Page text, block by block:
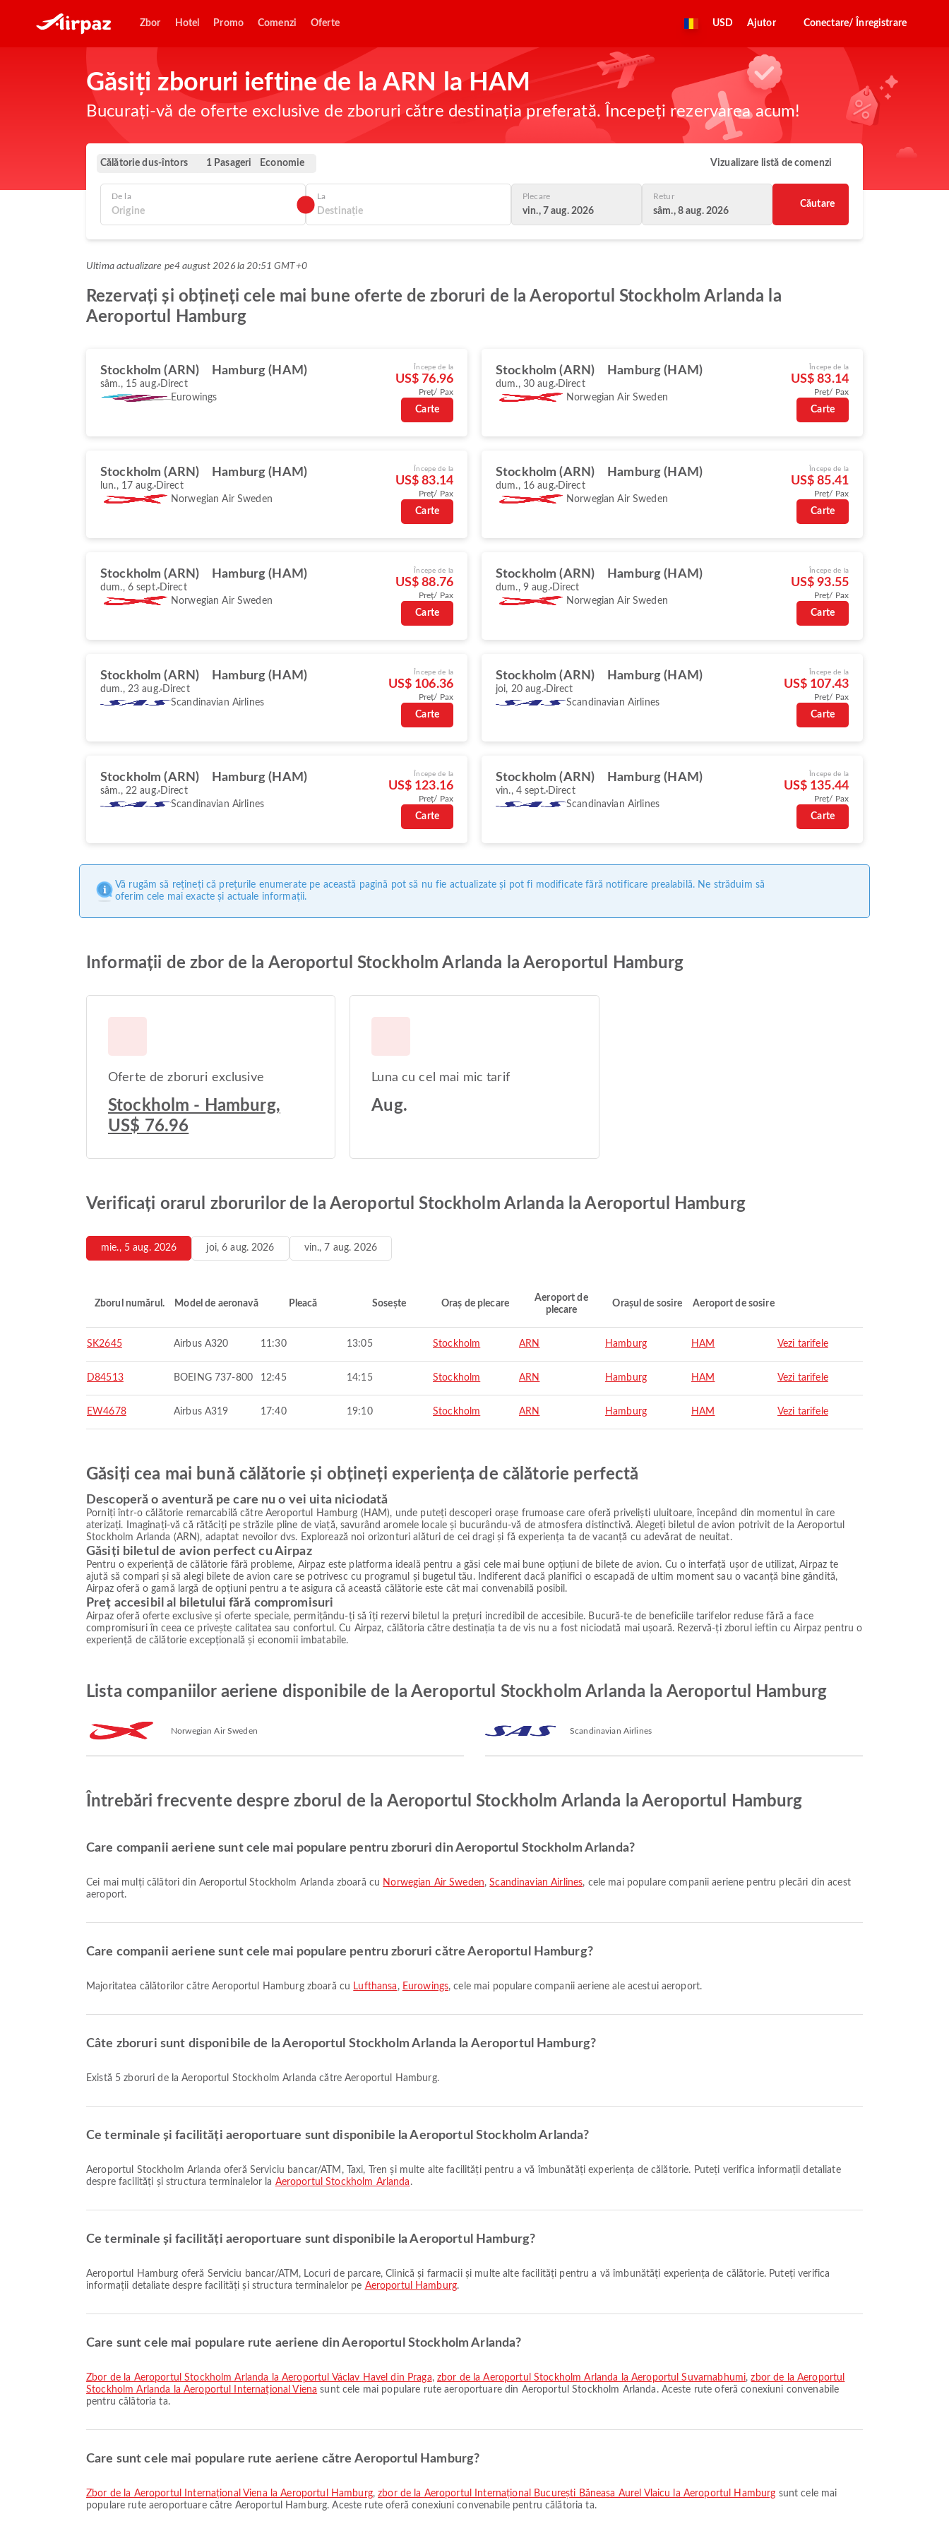
Zbor Hotel Promo Comenzi Oferte USD Ajutor Conectare/ Înregistrare
Găsiți zboruri ieftine de la ARN la HAM
Bucurați-vă de oferte exclusive de zboruri către destinația preferată. Începeți rezervarea acum!
Călătorie dus-întors 1 Pasageri Economie Vizualizare listă de comenzi
De la La Plecare
vin., 7 aug. 2026
Retur
sâm., 8 aug. 2026
Căutare
Ultima actualizare pe4 august 2026 la 20:51 GMT+0
Rezervați și obțineți cele mai bune oferte de zboruri de la Aeroportul Stockholm Arlanda la
Aeroportul Hamburg
Stockholm (ARN) Hamburg (HAM)
sâm., 15 aug. Direct
Eurowings
Începe de la
US$ 76.96
Preț/ Pax
Carte
Stockholm (ARN) Hamburg (HAM)
dum., 30 aug. Direct
Norwegian Air Sweden
Începe de la
US$ 83.14
Preț/ Pax
Carte
Stockholm (ARN) Hamburg (HAM)
lun., 17 aug. Direct
Norwegian Air Sweden
Începe de la
US$ 83.14
Preț/ Pax
Carte
Stockholm (ARN) Hamburg (HAM)
dum., 16 aug. Direct
Norwegian Air Sweden
Începe de la
US$ 85.41
Preț/ Pax
Carte
Stockholm (ARN) Hamburg (HAM)
dum., 6 sept. Direct
Norwegian Air Sweden
Începe de la
US$ 88.76
Preț/ Pax
Carte
Stockholm (ARN) Hamburg (HAM)
dum., 9 aug. Direct
Norwegian Air Sweden
Începe de la
US$ 93.55
Preț/ Pax
Carte
Stockholm (ARN) Hamburg (HAM)
dum., 23 aug. Direct
Scandinavian Airlines
Începe de la
US$ 106.36
Preț/ Pax
Carte
Stockholm (ARN) Hamburg (HAM)
joi, 20 aug. Direct
Scandinavian Airlines
Începe de la
US$ 107.43
Preț/ Pax
Carte
Stockholm (ARN) Hamburg (HAM)
sâm., 22 aug. Direct
Scandinavian Airlines
Începe de la
US$ 123.16
Preț/ Pax
Carte
Stockholm (ARN) Hamburg (HAM)
vin., 4 sept. Direct
Scandinavian Airlines
Începe de la
US$ 135.44
Preț/ Pax
Carte
Vă rugăm să rețineți că prețurile enumerate pe această pagină pot să nu fie actualizate și pot fi modificate fără notificare prealabilă. Ne străduim să
oferim cele mai exacte și actuale informații.
Informații de zbor de la Aeroportul Stockholm Arlanda la Aeroportul Hamburg
Oferte de zboruri exclusive
Stockholm - Hamburg,
US$ 76.96
Luna cu cel mai mic tarif
Aug.
Verificați orarul zborurilor de la Aeroportul Stockholm Arlanda la Aeroportul Hamburg
mie., 5 aug. 2026 joi, 6 aug. 2026 vin., 7 aug. 2026
Zborul numărul. Model de aeronavă Pleacă Sosește Oraș de plecare
Aeroport de
plecare
Orașul de sosire Aeroport de sosire
SK2645 Airbus A320 11:30 13:05 Stockholm ARN Hamburg HAM Vezi tarifele
D84513 BOEING 737-800 12:45 14:15 Stockholm ARN Hamburg HAM Vezi tarifele
EW4678 Airbus A319 17:40 19:10 Stockholm ARN Hamburg HAM Vezi tarifele
Găsiți cea mai bună călătorie și obțineți experiența de călătorie perfectă
Descoperă o aventură pe care nu o vei uita niciodată
Porniți într-o călătorie remarcabilă către Aeroportul Hamburg (HAM), unde puteți descoperi orașe frumoase care oferă priveliști uluitoare, începând din momentul în care
aterizați. Imaginați-vă că rătăciți pe străzile pline de viață, savurând aromele locale și bucurându-vă de atmosfera distinctivă. Alegeți biletul de avion potrivit de la Aeroportul
Stockholm Arlanda (ARN), adaptat nevoilor dvs. Explorează noi orizonturi alături de cei dragi și fă experiența ta de vacanță cu adevărat de neuitat.
Găsiți biletul de avion perfect cu Airpaz
Pentru o experiență de călătorie fără probleme, Airpaz este platforma ideală pentru a găsi cele mai bune opțiuni de bilete de avion. Cu o interfață ușor de utilizat, Airpaz te
ajută să compari și să alegi bilete de avion care se potrivesc cu programul și bugetul tău. Indiferent dacă planifici o escapadă de ultim moment sau o vacanță bine gândită,
Airpaz oferă o gamă largă de opțiuni pentru a te asigura că această călătorie este cât mai convenabilă posibil.
Preț accesibil al biletului fără compromisuri
Airpaz oferă oferte exclusive și oferte speciale, permițându-ți să îți rezervi biletul la prețuri incredibil de accesibile. Bucură-te de beneficiile tarifelor reduse fără a face
compromisuri în ceea ce privește calitatea sau confortul. Cu Airpaz, călătoria către destinația ta de vis nu a fost niciodată mai ușoară. Rezervă-ți zborul ieftin cu Airpaz pentru o
experiență de călătorie excepțională și economii imbatabile.
Lista companiilor aeriene disponibile de la Aeroportul Stockholm Arlanda la Aeroportul Hamburg
Norwegian Air Sweden Scandinavian Airlines
Întrebări frecvente despre zborul de la Aeroportul Stockholm Arlanda la Aeroportul Hamburg
Care companii aeriene sunt cele mai populare pentru zboruri din Aeroportul Stockholm Arlanda?
Cei mai mulți călători din Aeroportul Stockholm Arlanda zboară cu Norwegian Air Sweden,Scandinavian Airlines, cele mai populare companii aeriene pentru plecări din acest
aeroport.
Care companii aeriene sunt cele mai populare pentru zboruri către Aeroportul Hamburg?
Majoritatea călătorilor către Aeroportul Hamburg zboară cu Lufthansa , Eurowings, cele mai populare companii aeriene ale acestui aeroport.
Câte zboruri sunt disponibile de la Aeroportul Stockholm Arlanda la Aeroportul Hamburg?
Există 5 zboruri de la Aeroportul Stockholm Arlanda către Aeroportul Hamburg.
Ce terminale și facilități aeroportuare sunt disponibile la Aeroportul Stockholm Arlanda?
Aeroportul Stockholm Arlanda oferă Serviciu bancar/ATM, Taxi, Tren și multe alte facilități pentru a vă îmbunătăți experiența de călătorie. Puteți verifica informații detaliate
despre facilități și structura terminalelor la Aeroportul Stockholm Arlanda .
Ce terminale și facilități aeroportuare sunt disponibile la Aeroportul Hamburg?
Aeroportul Hamburg oferă Serviciu bancar/ATM, Locuri de parcare, Clinică și farmacii și multe alte facilități pentru a vă îmbunătăți experiența de călătorie. Puteți verifica
informații detaliate despre facilități și structura terminalelor pe Aeroportul Hamburg.
Care sunt cele mai populare rute aeriene din Aeroportul Stockholm Arlanda?
zbor de la Aeroportul Stockholm Arlanda la Aeroportul Václav Havel din Praga, zbor de la Aeroportul Stockholm Arlanda la Aeroportul Suvarnabhumi,zbor de la Aeroportul
Stockholm Arlanda la Aeroportul Internațional Viena sunt cele mai populare rute aeroportuare din Aeroportul Stockholm Arlanda. Aceste rute oferă conexiuni convenabile
pentru călătoria ta.
Care sunt cele mai populare rute aeriene către Aeroportul Hamburg?
zbor de la Aeroportul Internațional Viena la Aeroportul Hamburg,zbor de la Aeroportul Internațional București Băneasa Aurel Vlaicu la Aeroportul Hamburg sunt cele mai
populare rute aeroportuare către Aeroportul Hamburg. Aceste rute oferă conexiuni convenabile pentru călătoria ta.